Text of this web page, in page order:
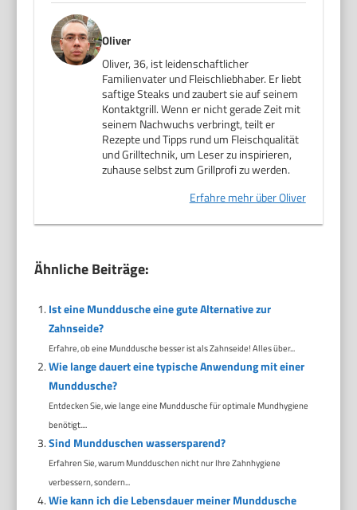
Oliver
Oliver, 36, ist leidenschaftlicher
Familienvater und Fleischliebhaber. Er liebt
saftige Steaks und zaubert sie auf seinem
Kontaktgrill. Wenn er nicht gerade Zeit mit
seinem Nachwuchs verbringt, teilt er
Rezepte und Tipps rund um Fleischqualität
und Grilltechnik, um Leser zu inspirieren,
zuhause selbst zum Grillprofi zu werden.
Erfahre mehr über Oliver
Ähnliche Beiträge:
Ist eine Munddusche eine gute Alternative zur
Zahnseide?
Erfahre, ob eine Munddusche besser ist als Zahnseide! Alles über...
Wie lange dauert eine typische Anwendung mit einer
Munddusche?
Entdecken Sie, wie lange eine Munddusche für optimale Mundhygiene
benötigt....
Sind Mundduschen wassersparend?
Erfahren Sie, warum Mundduschen nicht nur Ihre Zahnhygiene
verbessern, sondern...
Wie kann ich die Lebensdauer meiner Munddusche